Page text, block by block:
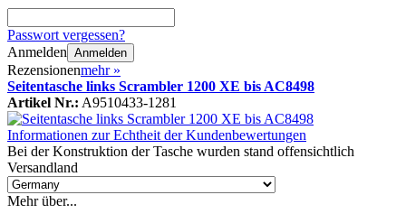
Passwort vergessen?
Anmelden Anmelden
Rezensionenmehr »
Seitentasche links Scrambler 1200 XE bis AC8498
Artikel Nr.: A9510433-1281
Informationen zur Echtheit der Kundenbewertungen
Bei der Konstruktion der Tasche wurden stand offensichtlich
Versandland
Mehr über...